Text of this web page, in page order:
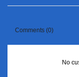
Comments (0)
No